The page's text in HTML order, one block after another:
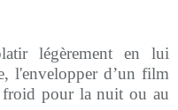
légèrement en lui
l'envelopper d’un film
froid pour la nuit ou au